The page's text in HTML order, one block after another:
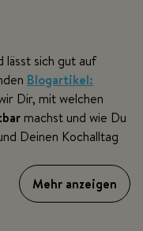
lässt sich gut auf
Blogartikel:
Dir, mit welchen
machst und wie Du
Deinen Kochalltag
Mehr anzeigen